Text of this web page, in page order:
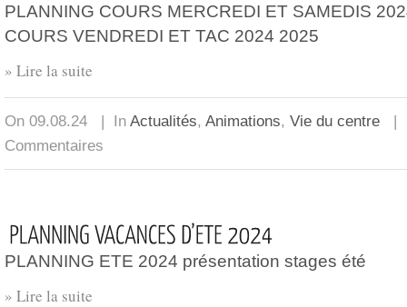
PLANNING COURS MERCREDI ET SAMEDIS
COURS VENDREDI ET TAC 2024 2025
» Lire la suite
On 09.08.24 | In Actualités, Animations, Vie du centre |
Commentaires
PLANNING ETE 2024 présentation stages été
» Lire la suite